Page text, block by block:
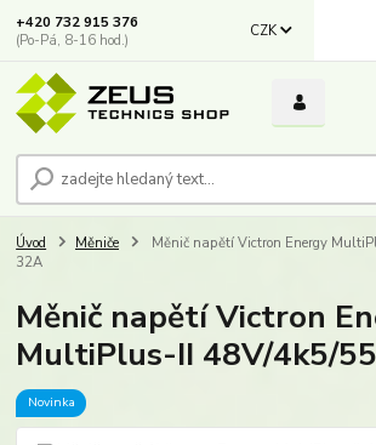
CZK
+420 732 915 376
(Po-Pá, 8-16 hod.)
Úvod Měniče
Měnič napětí Victron Energy
32A
Měnič napětí Victron
MultiPlus-II 48V/4k5/
Novinka